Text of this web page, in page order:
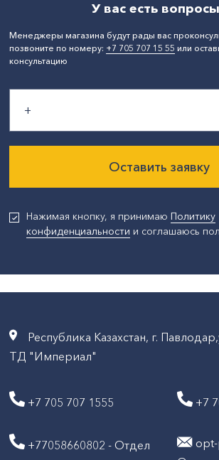
У вас есть
Менеджеры магазина будут рады вас
позвоните по номеру: +7 705 707 15 55 или
консультацию
Оставить заявку
Нажимая кнопку, я принимаю Политику
конфиденциальности и соглашаюсь
Республика Казахстан, г.
ТД "Империал"
+7 705 707 1555 +7
+77058660802 - Отдел
opt-